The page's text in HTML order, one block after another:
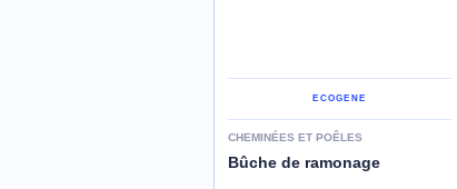
ECOGENE
CHEMINÉES ET POÊLES
Bûche de ramonage